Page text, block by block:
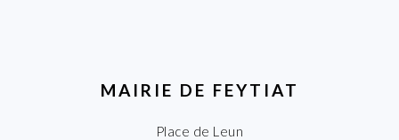
MAIRIE DE FEYTIAT
Place de Leun